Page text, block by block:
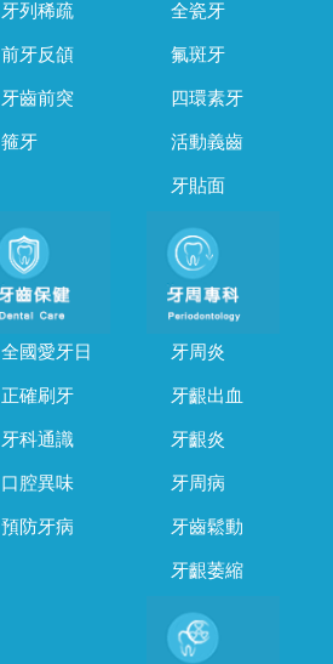
牙列稀疏
前牙反頜
牙齒前突
箍牙
全瓷牙
氟斑牙
四環素牙
活動義齒
牙貼面
全國愛牙日
正確刷牙
牙科通識
口腔異味
預防牙病
牙周炎
牙齦出血
牙齦炎
牙周病
牙齒鬆動
牙齦萎縮